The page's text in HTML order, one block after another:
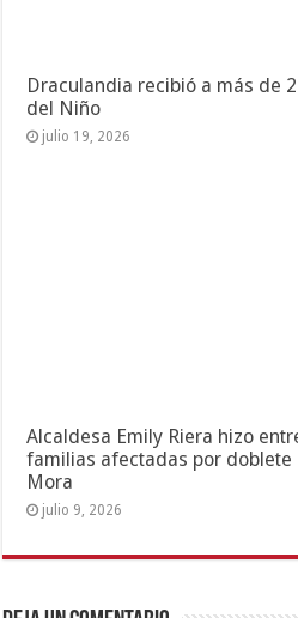
Draculandia recibió a más de
del Niño
julio 19, 2026
Alcaldesa Emily Riera hizo
familias afectadas por doblete
Mora
julio 9, 2026